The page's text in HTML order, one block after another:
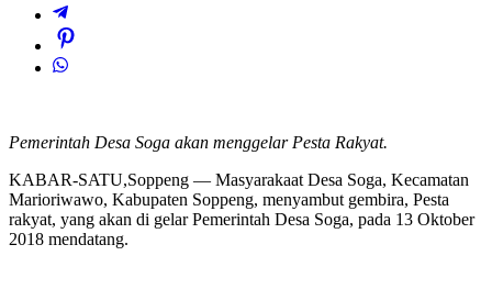
Pemerintah Desa Soga akan menggelar Pesta Rakyat.
KABAR-SATU,Soppeng — Masyarakaat Desa Soga, Kecamatan
Marioriwawo, Kabupaten Soppeng, menyambut gembira, Pesta
rakyat, yang akan di gelar Pemerintah Desa Soga, pada 13 Oktober
2018 mendatang.